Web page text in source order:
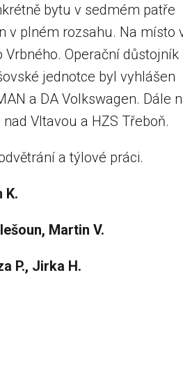
bytu v sedmém patře
v plném rozsahu. Na místo
Operační důstojník
jednotce byl vyhlášen
a DA Volkswagen. Dále
Vltavou a HZS Třeboň.
a týlové práci.
K.
Martin V.
P., Jirka H.